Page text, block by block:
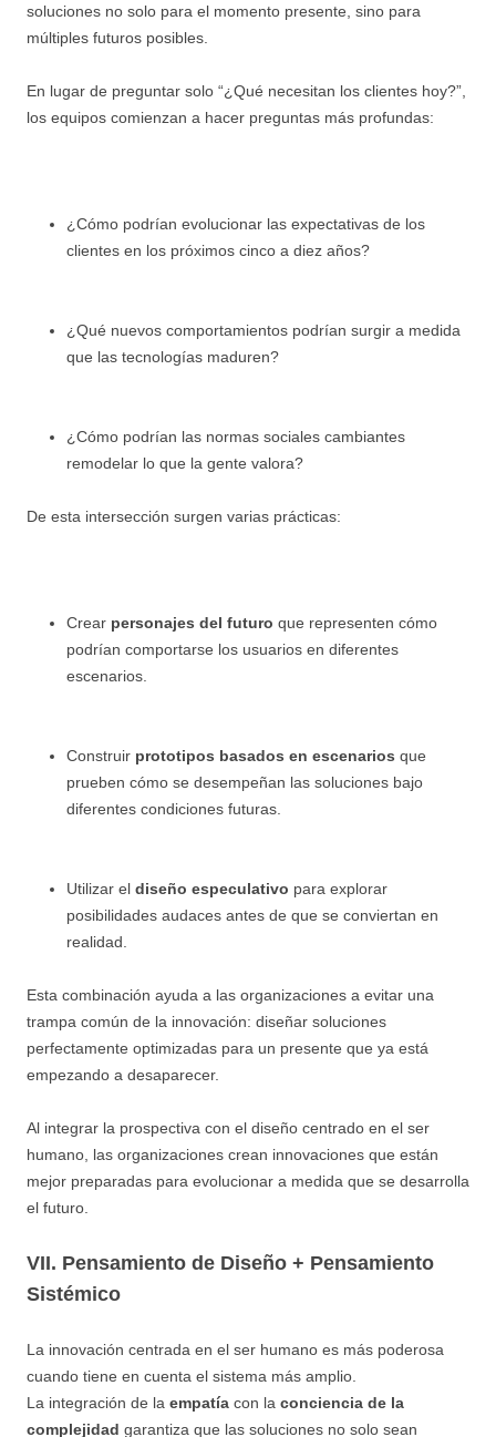
soluciones no solo para el momento presente, sino para
múltiples futuros posibles.
En lugar de preguntar solo “¿Qué necesitan los clientes hoy?”,
los equipos comienzan a hacer preguntas más profundas:
¿Cómo podrían evolucionar las expectativas de los
clientes en los próximos cinco a diez años?
¿Qué nuevos comportamientos podrían surgir a medida
que las tecnologías maduren?
¿Cómo podrían las normas sociales cambiantes
remodelar lo que la gente valora?
De esta intersección surgen varias prácticas:
Crear personajes del futuro que representen cómo
podrían comportarse los usuarios en diferentes
escenarios.
Construir prototipos basados en escenarios que
prueben cómo se desempeñan las soluciones bajo
diferentes condiciones futuras.
Utilizar el diseño especulativo para explorar
posibilidades audaces antes de que se conviertan en
realidad.
Esta combinación ayuda a las organizaciones a evitar una
trampa común de la innovación: diseñar soluciones
perfectamente optimizadas para un presente que ya está
empezando a desaparecer.
Al integrar la prospectiva con el diseño centrado en el ser
humano, las organizaciones crean innovaciones que están
mejor preparadas para evolucionar a medida que se desarrolla
el futuro.
VII. Pensamiento de Diseño + Pensamiento
Sistémico
La innovación centrada en el ser humano es más poderosa
cuando tiene en cuenta el sistema más amplio.
La integración de la empatía con la conciencia de la
complejidad garantiza que las soluciones no solo sean